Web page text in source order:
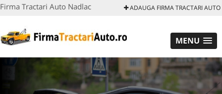
Firma Tractari Auto Nadlac ADAUGA FIRMA TRACTARI AUTO
MENU